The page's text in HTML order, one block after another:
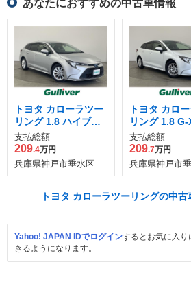
あなたにおすすめの中古車情報
トヨタ カローラツー
リング 1.8 ハイブリ
ッド S
支払総額
209.4万円
兵庫県神戸市垂水区
トヨタ カロ
リング 1.8 G-
ス
支払総額
209.7万円
兵庫県神戸市
トヨタ カローラツーリングの中
Yahoo! JAPAN IDでログインするとお気に入
きるようになります。